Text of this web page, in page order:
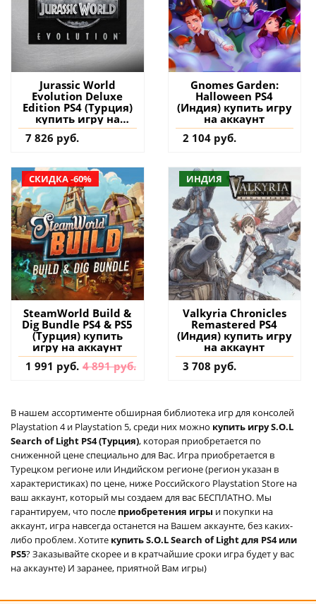
Jurassic World
Evolution Deluxe
Edition PS4 (Турция)
купить игру на
аккаунт
7 826 руб.
Gnomes Garden:
Halloween PS4
(Индия) купить игру
на аккаунт
2 104 руб.
СКИДКА -60%
SteamWorld Build &
Dig Bundle PS4 & PS5
(Турция) купить
игру на аккаунт
1 991 руб. 4 891 руб.
ИНДИЯ
Valkyria Chronicles
Remastered PS4
(Индия) купить игру
на аккаунт
3 708 руб.
В нашем ассортименте обширная библиотека игр для консолей
Playstation 4 и Playstation 5, среди них можно купить игру S.O.L
Search of Light PS4 (Турция), которая приобретается по
сниженной цене специально для Вас. Игра приобретается в
Турецком регионе или Индийском регионе (регион указан в
характеристиках) по цене, ниже Российского Playstation Store на
ваш аккаунт, который мы создаем для вас БЕСПЛАТНО. Мы
гарантируем, что после приобретения игры и покупки на
аккаунт, игра навсегда останется на Вашем аккаунте, без каких-
либо проблем. Хотите купить S.O.L Search of Light для PS4 или
PS5? Заказывайте скорее и в кратчайшие сроки игра будет у вас
на аккаунте) И заранее, приятной Вам игры)